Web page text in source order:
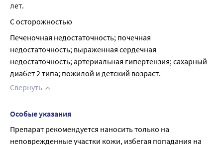
лет.
С осторожностью
Печеночная недостаточность; почечная
недостаточность; выраженная сердечная
недостаточность; артериальная гипертензия; сахарный
диабет 2 типа; пожилой и детский возраст.
Свернуть
Особые указания
Препарат рекомендуется наносить только на
неповрежденные участки кожи, избегая попадания на